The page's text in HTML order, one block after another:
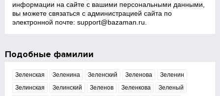
информации на сайте с вашими персональными данными,
вы можете связаться с администрацией сайта по
электронной почте:support@bazaman.ru
Подобные фамилии
Зеленская Зеленина Зеленский Зеленова
Зеленин
Зелинская
Зелинский Зеленов Зеленкова
Зеленый